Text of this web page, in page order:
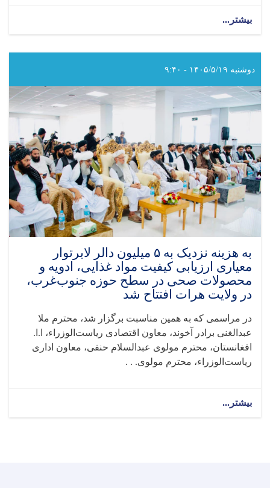
بیشتر...
از
سوی
عمومی
بررسی
وزارت
صحت‌عامه،
از
شماری
شفاخانه‌ها
و
مراکز
صحی
مختلف
در
ولایت
پکتیا
نظارت
به
آورد
دوشنبه ۱۴۰۵/۵/۱۹ - ۹:۴۰
به هزینه نزدیک به ۵ میلیون دالر لابرتوار
معیاری ارزیابی کیفیت مواد غذایی، ادویه و
محصولات صحی در سطح حوزه جنوب‌غرب،
در ولایت هرات افتتاح شد
در مراسمی که به همین مناسبت برگزار شد، محترم ملا
عبدالغنی برادر آخوند، معاون اقتصادی ریاست‌الوزراء، ا.ا.
افغانستان، محترم مولوی عبدالسلام حنفی، معاون اداری
ریاست‌الوزراء، محترم مولوی. . .
بیشتر...